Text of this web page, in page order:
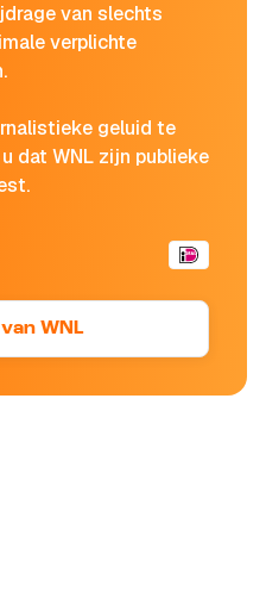
van slechts
verplichte
geluid te
dat WNL zijn publieke
WNL